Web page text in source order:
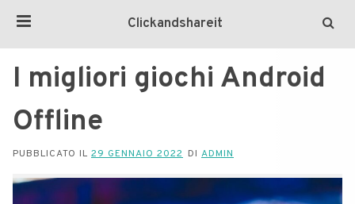
Clickandshareit
I migliori giochi Android
Offline
PUBBLICATO IL 29 GENNAIO 2022 DI ADMIN